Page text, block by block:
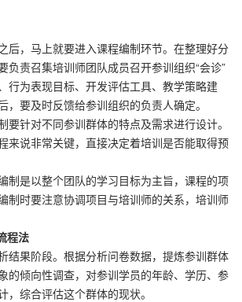
，马上就要进入课程编制环节。在整理好分
负责召集培训师团队成员召开参训组织“会诊”
行为表现目标、开发评估工具、教学策略建
，要及时反馈给参训组织的负责人确定。
针对不同参训群体的特点及需求进行设计。
来说非常关键，直接决定着培训是否能取得预
是以整个团队的学习目标为主旨，课程的项
制时要注意协调项目与培训师的关系，培训师
程法
果阶段。根据分析问卷数据，提炼参训群体
的倾向性调查，对参训学员的年龄、学历、参
，综合评估这个群体的现状。